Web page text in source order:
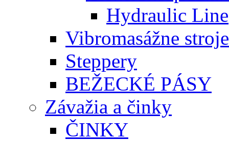
Hydraulic Line
Vibromasážne stroje
Steppery
BEŽECKÉ PÁSY
Závažia a činky
ČINKY